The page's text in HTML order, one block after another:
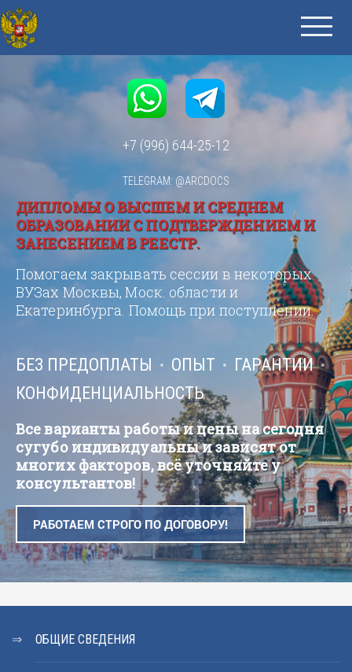
+7 (996) 644-25-12
TELEGRAM: @ARCDOCS
ДИПЛОМЫ О ВЫСШЕМ И СРЕДНЕМ
ОБРАЗОВАНИИ С ПОДТВЕРЖДЕНИЕМ И
ЗАНЕСЕНИЕМ В РЕЕСТР.
Помогаем закрывать сессии в некоторых
ВУЗах Москвы, Моск. области и
Екатеринбурга. Помощь при поступлении.
БЕЗ ПРЕДОПЛАТЫ ОПЫТ
ГАРАНТИИ
КОНФИДЕНЦИАЛЬНОСТЬ
Все варианты работы и цены на сегодня
сугубо индивидуальны и зависят от
многих факторов, всё уточняйте у
консультантов!
РАБОТАЕМ СТРОГО ПО ДОГОВОРУ!
ОБЩИЕ СВЕДЕНИЯ